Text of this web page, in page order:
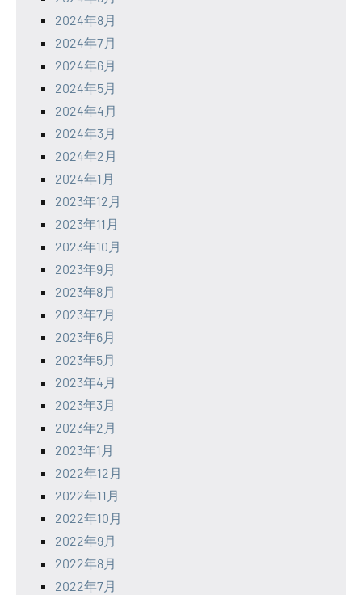
2024年8月
2024年7月
2024年6月
2024年5月
2024年4月
2024年3月
2024年2月
2024年1月
2023年12月
2023年11月
2023年10月
2023年9月
2023年8月
2023年7月
2023年6月
2023年5月
2023年4月
2023年3月
2023年2月
2023年1月
2022年12月
2022年11月
2022年10月
2022年9月
2022年8月
2022年7月